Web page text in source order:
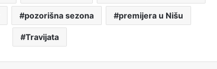
pozorišna sezona premijera u Nišu
Travijata